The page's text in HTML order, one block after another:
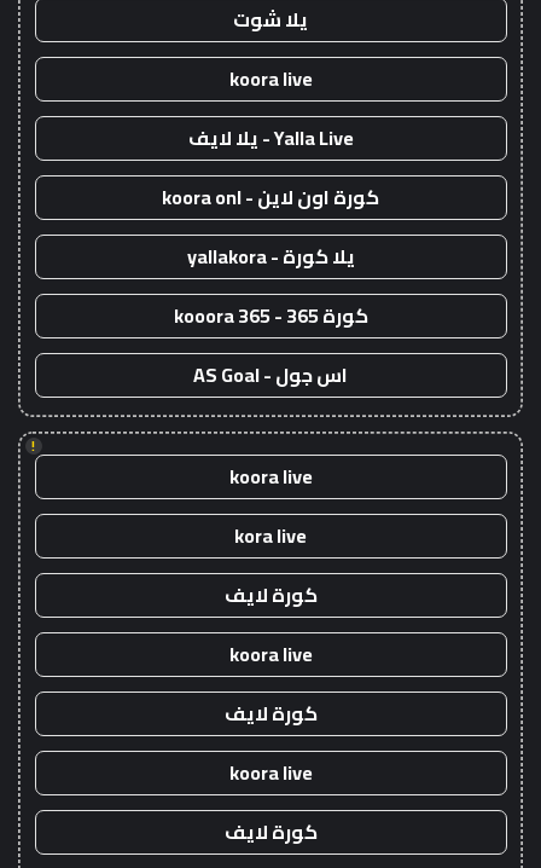
يلا شوت
koora live
Yalla Live - يلا لايف
كورة اون لاين - koora onl
يلا كورة - yallakora
كورة 365 - kooora 365
اس جول - AS Goal
!
koora live
kora live
كورة لايف
koora live
كورة لايف
koora live
كورة لايف